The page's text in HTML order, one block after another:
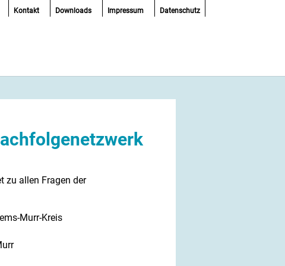
Kontakt Downloads Impressum Datenschutz
zu allen Fragen der
Murr-Kreis